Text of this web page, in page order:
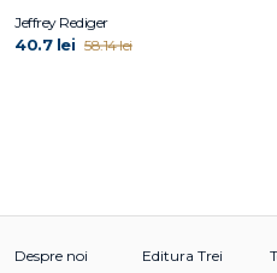
Jeffrey Rediger
40.7 lei 58.14 lei
Despre noi
Editura Trei